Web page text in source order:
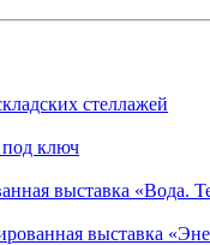
стеллажей
ключ
выставка «Вода.
выставка